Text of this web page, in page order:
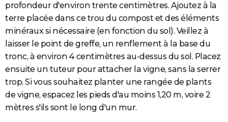
COPAINS D'AVANT
S'inscrire
Se connecter
Lycées
Collèges
Primaires
Universités
Entreprises
Service militaire
Avis de recherche
AVIS DE DÉCÈS
FORUM
Bricolage
Lifestyle
Culture
Sport
Auto
Television
Voyage
Cinema
profondeur d'environ trente centimètres. Ajoutez à la
terre placée dans ce trou du compost et des éléments
minéraux si nécessaire (en fonction du sol). Veillez à
laisser le point de greffe, un renflement à la base du
tronc, à environ 4 centimètres au-dessus du sol. Placez
ensuite un tuteur pour attacher la vigne, sans la serrer
trop. Si vous souhaitez planter une rangée de plants
de vigne, espacez les pieds d'au moins 1,20 m, voire 2
mètres s'ils sont le long d'un mur.